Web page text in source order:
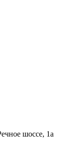
шоссе, 1а